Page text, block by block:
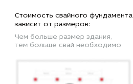
Стоимость свайного фундамента
зависит от размеров:
Чем больше размер здания,
тем больше свай необходимо